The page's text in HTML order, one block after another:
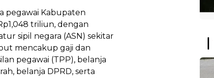
pegawai Kabupaten
triliun, dengan
sipil negara (ASN) sekitar
mencakup gaji dan
pegawai (TPP), belanja
belanja DPRD, serta